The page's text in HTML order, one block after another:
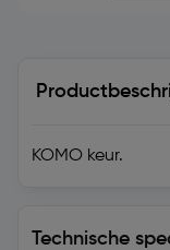
KOMO keur.
Technische